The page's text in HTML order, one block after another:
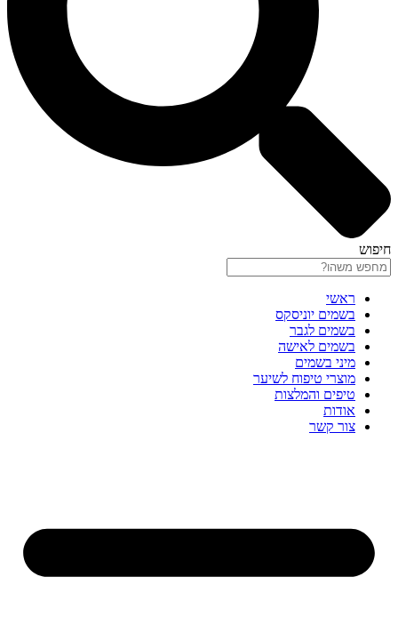
חיפוש
ראשי
בשמים יוניסקס
בשמים לגבר
בשמים לאישה
מיני בשמים
מוצרי טיפוח לשיער
טיפים והמלצות
אודות
צור קשר